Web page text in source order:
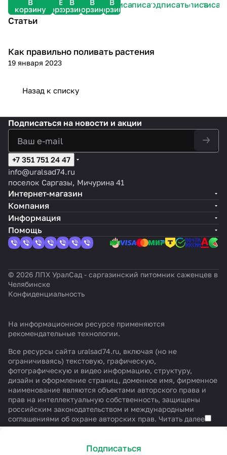
корзинукорзину
корзинукорзинукорзину
Подписаться
ПодписатьсяПодписаться
Подписаться
Статьи
Посадка и уход
Как правильно поливать растения
19 января 2023
Назад к списку
Подписаться
Подписаться на новости и акции
+7 351 751 24 47
info@uralsad74.ru
поселок Саргазы, Мичурина 41
Интернет-магазин
Компания
Информация
Помощь
© 2026 ЛПХ УралСад - саргазинский питомник саженцев в
Челябинске
Конфиденциальность
На информационном ресурсе применяются
рекомендательные технологии.
Все ресурсы сайта uralsad74.ru, включая (но не
ограничиваясь) текстовую, графическую,
фотографическую и видео информацию, структуру,
дизайн и оформление страниц, доменное имя, фирменное
наименование являются объектами авторского права и
прав на интеллектуальную собственность, защищены
российским законодательством и международными
соглашениями об охране авторских прав. Читать далее